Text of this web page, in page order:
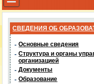
СВЕДЕНИЯ ОБ
- Основные сведения
- Структура и органы
организацией
- Документы
- Образование